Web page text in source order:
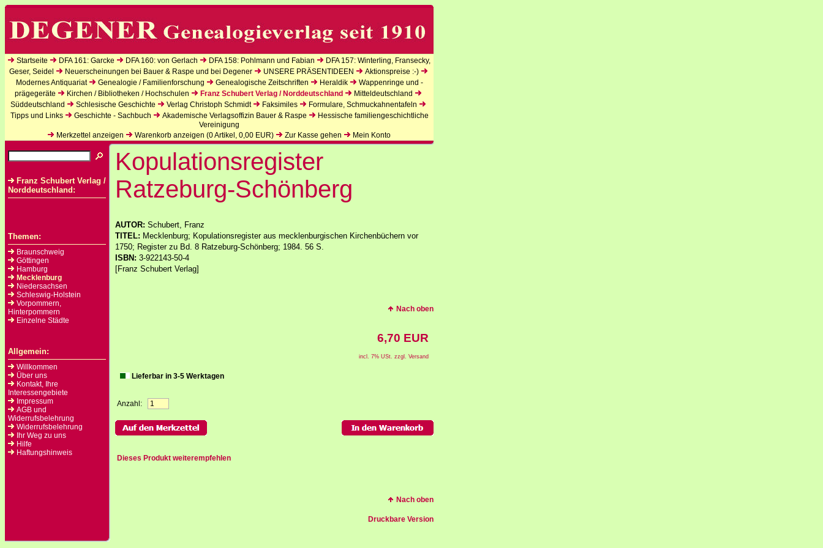
Startseite DFA 161: Garcke DFA 160: von Gerlach DFA 158: Pohlmann und Fabian
DFA 157: Winterling, Fransecky,
Geser, Seidel
Neuerscheinungen bei Bauer & Raspe und bei Degener UNSERE PRÄSENTIDEEN
Aktionspreise :-)
Modernes Antiquariat
Genealogie / Familienforschung Genealogische Zeitschriften Heraldik
Wappenringe und -
prägegeräte
Kirchen / Bibliotheken / Hochschulen Franz Schubert Verlag / Norddeutschland
Mitteldeutschland
Süddeutschland
Schlesische Geschichte Verlag Christoph Schmidt Faksimiles
Formulare, Schmuckahnentafeln
Tipps und Links
Geschichte - Sachbuch Akademische Verlagsoffizin Bauer & Raspe
Hessische familiengeschichtliche
Vereinigung
Merkzettel anzeigen
Warenkorb anzeigen (0Artikel, 0,00 EUR) Zur Kasse gehen Mein Konto
Franz Schubert Verlag /
Norddeutschland:
Themen:
Braunschweig
Göttingen
Hamburg
Mecklenburg
Niedersachsen
Schleswig-Holstein
Vorpommern,
Hinterpommern
Einzelne Städte
Allgemein:
Willkommen
Über uns
Kontakt, Ihre
Interessengebiete
Impressum
AGB und
Widerrufsbelehrung
Widerrufsbelehrung
Ihr Weg zu uns
Hilfe
Haftungshinweis
Kopulationsregister
Ratzeburg-Schönberg
AUTOR: Schubert, Franz
TITEL: Mecklenburg; Kopulationsregister aus mecklenburgischen Kirchenbüchern vor
1750; Register zu Bd. 8 Ratzeburg-Schönberg; 1984. 56 S.
ISBN: 3-922143-50-4
[Franz Schubert Verlag]
Nach oben
6,70 EUR
incl. 7% USt. zzgl. Versand
Lieferbar in 3-5 Werktagen
Anzahl:
Dieses Produkt weiterempfehlen
Nach oben
Druckbare Version